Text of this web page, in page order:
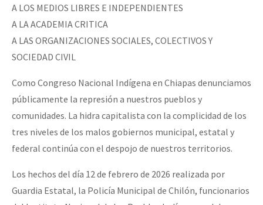
A LOS MEDIOS LIBRES E INDEPENDIENTES
A LA ACADEMIA CRITICA
A LAS ORGANIZACIONES SOCIALES, COLECTIVOS Y
SOCIEDAD CIVIL
Como Congreso Nacional Indígena en Chiapas denunciamos
públicamente la represión a nuestros pueblos y
comunidades. La hidra capitalista con la complicidad de los
tres niveles de los malos gobiernos municipal, estatal y
federal continúa con el despojo de nuestros territorios.
Los hechos del día 12 de febrero de 2026 realizada por
Guardia Estatal, la Policía Municipal de Chilón, funcionarios